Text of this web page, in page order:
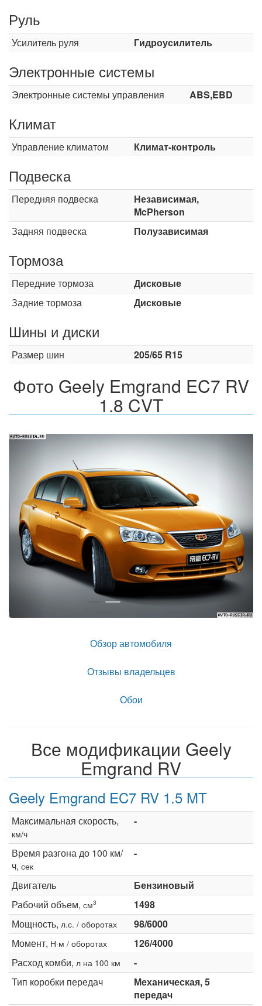
Руль
Усилитель руля Гидроусилитель
Электронные системы
Электронные системы управления ABS,EBD
Климат
Управление климатом Климат-контроль
Подвеска
Передняя подвеска
Независимая,
McPherson
Задняя подвеска
Полузависимая
Тормоза
Передние тормоза
Дисковые
Задние тормоза
Дисковые
Шины и диски
Размер шин 205/65 R15
Фото Geely Emgrand EC7 RV
1.8 CVT
Назад
Обзор автомобиля
Отзывы владельцев
Обои
Все модификации Geely
Emgrand RV
Geely Emgrand EC7 RV 1.5 MT
Максимальная скорость,
км/ч
-
Время разгона до 100 км/
ч, сек
-
Двигатель
Бензиновый
Рабочий объем, см3
1498
Мощность, л.с. / оборотах
98/6000
Момент, Н·м / оборотах
126/4000
Расход комби, л на 100 км
-
Тип коробки передач
Механическая, 5
передач